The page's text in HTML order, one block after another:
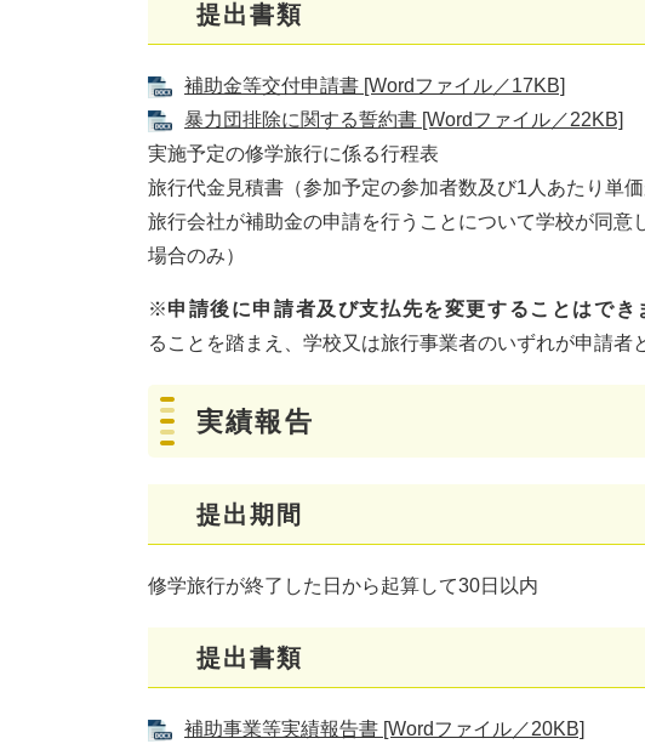
提出書類
補助金等交付申請書 [Wordファイル／17KB]
暴力団排除に関する誓約書 [Wordファイル／22KB]
実施予定の修学旅行に係る行程表
旅行代金見積書（参加予定の参加者数及び1人あたり単価
旅行会社が補助金の申請を行うことについて学校が同意
場合のみ）
※申請後に申請者及び支払先を変更することはでき
ることを踏まえ、学校又は旅行事業者のいずれが申請者
実績報告
提出期間
修学旅行が終了した日から起算して30日以内
提出書類
補助事業等実績報告書 [Wordファイル／20KB]